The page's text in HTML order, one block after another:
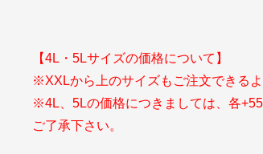
【4L・5Lサイズの価格について】
※XXLから上のサイズもご注文できるよ
※4L、5Lの価格につきましては、各
ご了承下さい。